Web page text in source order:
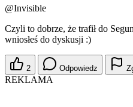
@Invisible
Czyli to dobrze, że trafił do
wniosłeś do dyskusji :)
2 Odpowiedz
REKLAMA